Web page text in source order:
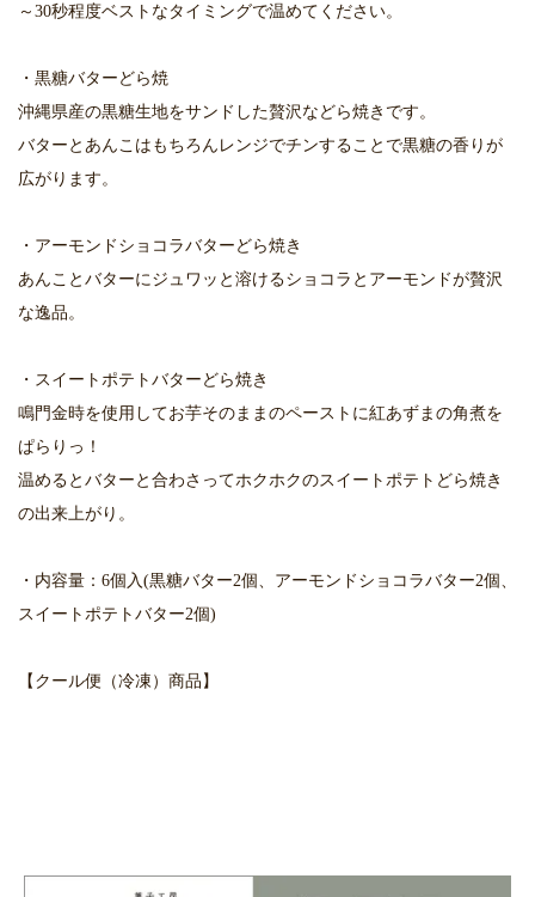
～30秒程度ベストなタイミングで温めてください。
・黒糖バターどら焼
沖縄県産の黒糖生地をサンドした贅沢などら焼きです。
バターとあんこはもちろんレンジでチンすることで黒糖の香りが
広がります。
・アーモンドショコラバターどら焼き
あんことバターにジュワッと溶けるショコラとアーモンドが贅沢
な逸品。
・スイートポテトバターどら焼き
鳴門金時を使用してお芋そのままのペーストに紅あずまの角煮を
ぱらりっ！
温めるとバターと合わさってホクホクのスイートポテトどら焼き
の出来上がり。
・内容量：6個入(黒糖バター2個、アーモンドショコラバター2個、
スイートポテトバター2個)
【クール便（冷凍）商品】